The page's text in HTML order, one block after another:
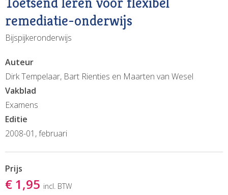
remediatie-onderwijs
Bijspijkeronderwijs
Auteur
Dirk Tempelaar, Bart Rienties en Maarten van Wesel
Vakblad
Examens
Editie
2008-01, februari
Prijs
€ 1,95 incl. BTW